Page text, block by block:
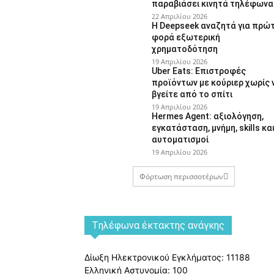
παραβιάσει κινητά τηλέφωνα
22 Απριλίου 2026
Η Deepseek αναζητά για
φορά εξωτερική
χρηματοδότηση
19 Απριλίου 2026
Uber Eats: Επιστροφές
προϊόντων με κούριερ χωρίς
βγείτε από το σπίτι
19 Απριλίου 2026
Hermes Agent: αξιολόγηση,
εγκατάσταση, μνήμη, skills και
αυτοματισμοί
19 Απριλίου 2026
Φόρτωση περισσοτέρων
Tηλέφωνα έκτακτης ανάγκης
Δίωξη Ηλεκτρονικού Εγκλήματος: 11188
Ελληνική Αστυνομία: 100